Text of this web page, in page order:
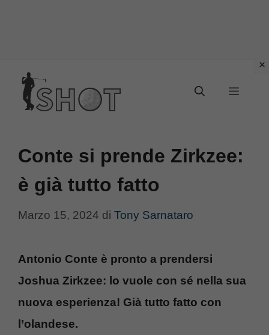
contenuto
Menu
Conte si prende Zirkzee:
è già tutto fatto
Marzo 15, 2024 di Tony Sarnataro
Antonio Conte è pronto a prendersi
Joshua Zirkzee: lo vuole con sé nella sua
nuova esperienza! Già tutto fatto con
l’olandese.